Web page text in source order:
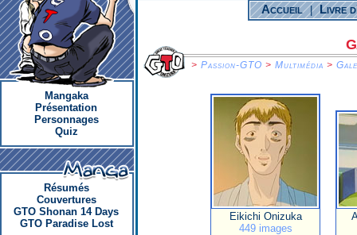
Mangaka
Présentation
Personnages
Quiz
Résumés
Couvertures
GTO Shonan 14 Days
GTO Paradise Lost
Accueil | Livre
> Passion-GTO > Multimédia >
Eikichi Onizuka
449 images